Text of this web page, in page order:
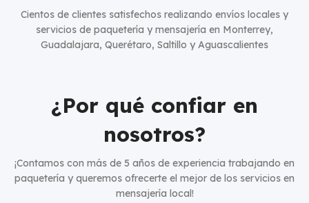
Cientos de clientes satisfechos realizando envíos locales y
servicios de paquetería y mensajería en Monterrey,
Guadalajara, Querétaro, Saltillo y Aguascalientes
¿Por qué confiar en
nosotros?
¡Contamos con más de 5 años de experiencia trabajando en
paquetería y queremos ofrecerte el mejor de los servicios en
mensajería local!